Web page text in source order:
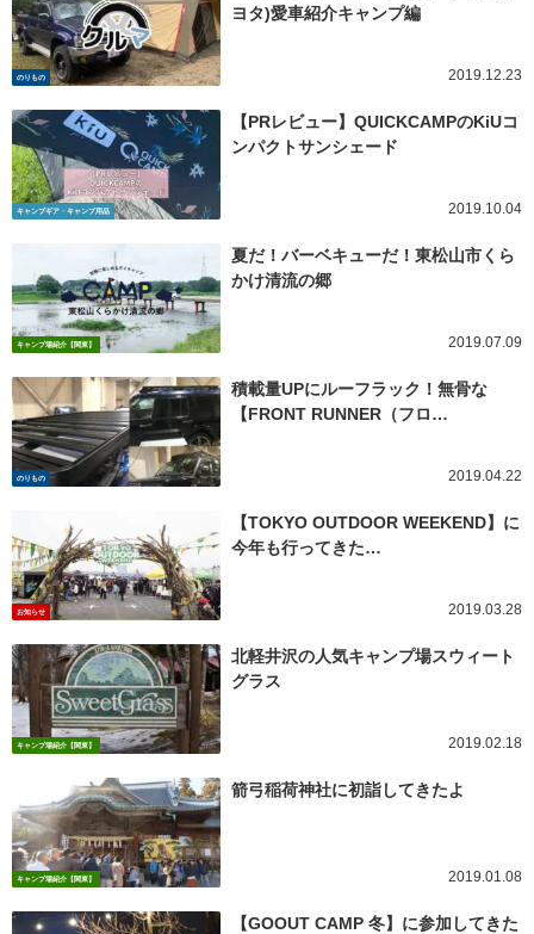
のりもの
ヨタ)愛車紹介キャンプ編
2019.12.23
キャンプギア・キャンプ用品
【PRレビュー】QUICKCAMPのKiUコ
ンパクトサンシェード
2019.10.04
キャンプ場紹介【関東】
夏だ！バーベキューだ！東松山市くら
かけ清流の郷
2019.07.09
のりもの
積載量UPにルーフラック！無骨な
【FRONT RUNNER（フロ…
2019.04.22
お知らせ
【TOKYO OUTDOOR WEEKEND】に
今年も行ってきた…
2019.03.28
キャンプ場紹介【関東】
北軽井沢の人気キャンプ場スウィート
グラス
2019.02.18
キャンプ場紹介【関東】
箭弓稲荷神社に初詣してきたよ
2019.01.08
【GOOUT CAMP 冬】に参加してきた